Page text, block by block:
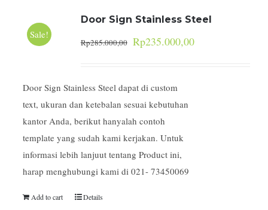
Sale!
Door Sign Stainless Steel
Rp285.000,00 Rp235.000,00
Door Sign Stainless Steel dapat di custom
text, ukuran dan ketebalan sesuai kebutuhan
kantor Anda, berikut hanyalah contoh
template yang sudah kami kerjakan. Untuk
informasi lebih lanjuut tentang Product ini,
harap menghubungi kami di 021- 73450069
Add to cart Details